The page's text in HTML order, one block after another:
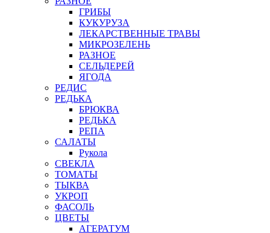
ГРИБЫ
КУКУРУЗА
ЛЕКАРСТВЕННЫЕ ТРАВЫ
МИКРОЗЕЛЕНЬ
РАЗНОЕ
СЕЛЬДЕРЕЙ
ЯГОДА
РЕДИС
РЕДЬКА
БРЮКВА
РЕДЬКА
РЕПА
САЛАТЫ
Рукола
СВЕКЛА
ТОМАТЫ
ТЫКВА
УКРОП
ФАСОЛЬ
ЦВЕТЫ
АГЕРАТУМ